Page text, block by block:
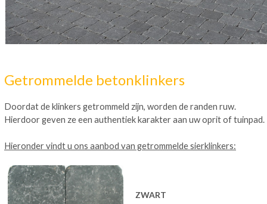
Getrommelde betonklinkers
Doordat de klinkers getrommeld zijn, worden de randen ruw.
Hierdoor geven ze een authentiek karakter aan uw oprit of tuinpad.
Hieronder vindt u ons aanbod van getrommelde sierklinkers:
ZWART